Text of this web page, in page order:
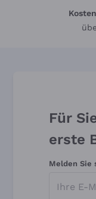
Für
erste
Melden Sie